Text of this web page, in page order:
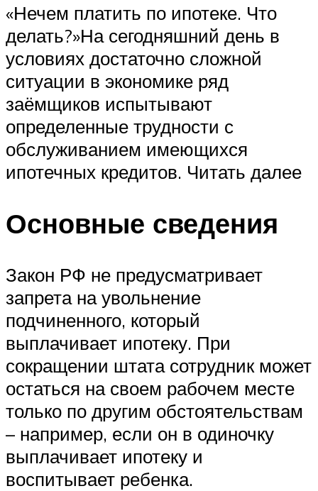
«Нечем платить по ипотеке. Что
делать?»На сегодняшний день в
условиях достаточно сложной
ситуации в экономике ряд
заёмщиков испытывают
определенные трудности с
обслуживанием имеющихся
ипотечных кредитов. Читать далее
Основные сведения
Закон РФ не предусматривает
запрета на увольнение
подчиненного, который
выплачивает ипотеку. При
сокращении штата сотрудник может
остаться на своем рабочем месте
только по другим обстоятельствам
– например, если он в одиночку
выплачивает ипотеку и
воспитывает ребенка.